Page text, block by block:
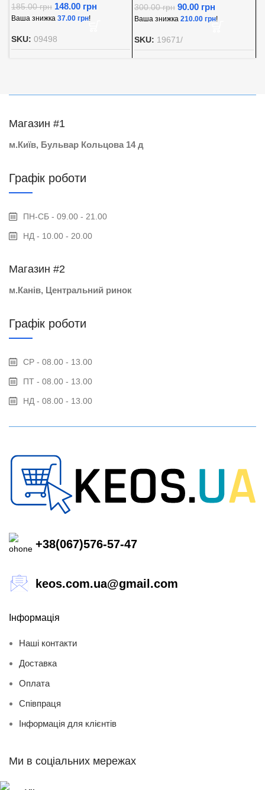
185.00грн 148.00 грн
Ваша знижка 37.00 грн!
SKU: 09498
300.00грн 90.00 грн
Ваша знижка 210.00 грн!
SKU: 19671/
Магазин #1
м.Київ, Бульвар Кольцова 14 д
Графік роботи
ПН-СБ - 09.00 - 21.00
НД - 10.00 - 20.00
Магазин #2
м.Канів, Центральний ринок
Графік роботи
СР - 08.00 - 13.00
ПТ - 08.00 - 13.00
НД - 08.00 - 13.00
+38(067)576-57-47
keos.com.ua@gmail.com
Інформація
Наші контакти
Доставка
Оплата
Співпраця
Інформація для клієнтів
Ми в соціальних мережах